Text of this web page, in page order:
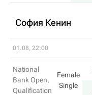
София Кенин
01.08, 22:00
National
Bank Open,
Qualification
Female
Single